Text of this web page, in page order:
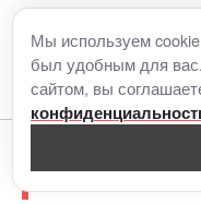
Читайте
Мы используем
был удобным для
сайтом, вы